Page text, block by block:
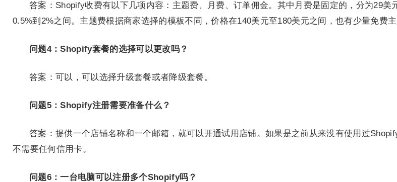
答案：Shopify收费有以下几项内容：主题费、月费、订单佣金。其中月费是固定的，分为29美
0.5%到2%之间。主题费根据商家选择的模板不同，价格在140美元至180美元之间，也有少量免费主
问题4：Shopify套餐的选择可以更改吗？
答案：可以，可以选择升级套餐或者降级套餐。
问题5：Shopify注册需要准备什么？
答案：提供一个店铺名称和一个邮箱，就可以开通试用店铺。如果是之前从来没有使用过
不需要任何信用卡。
问题6：一台电脑可以注册多个Shopify吗？